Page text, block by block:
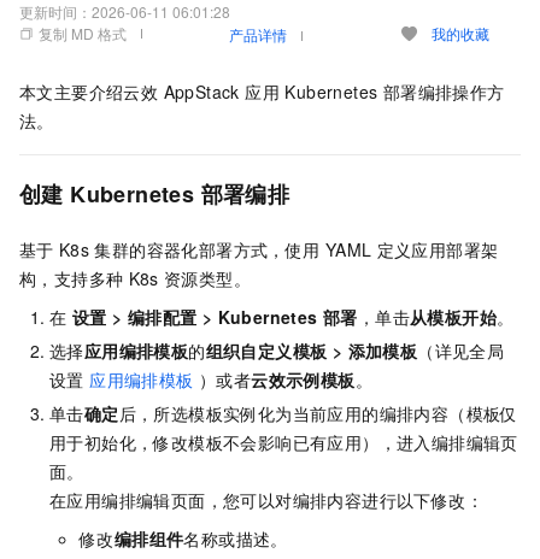
更新时间： 2026-06-11 06:01:28
复制 MD 格式
产品详情 我的收藏
本文主要介绍云效 AppStack 应用 Kubernetes 部署编排操作方
法。
创建 Kubernetes 部署编排
基于 K8s 集群的容器化部署方式，使用 YAML 定义应用部署架
构，支持多种 K8s 资源类型。
在 设置 > 编排配置 > Kubernetes 部署 ，单击从模板开始。
选择应用编排模板的组织自定义模板 > 添加模板 （详见全局
设置 应用编排模板 ）或者云效示例模板。
单击确定后，所选模板实例化为当前应用的编排内容（模板仅
用于初始化，修改模板不会影响已有应用），进入编排编辑页
面。
在应用编排编辑页面，您可以对编排内容进行以下修改：
修改编排组件名称或描述。